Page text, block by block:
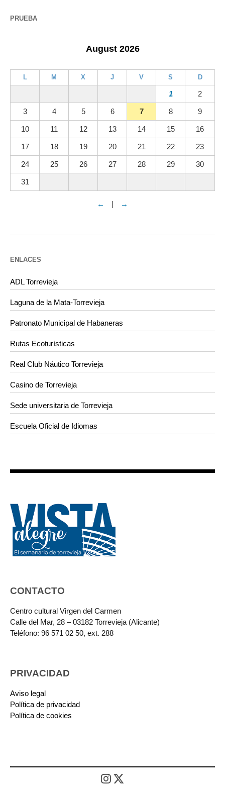
PRUEBA
August 2026
L M X J V S D
1 2
3 4 5 6 7 8 9
10 11 12 13 14 15 16
17 18 19 20 21 22 23
24 25 26 27 28 29 30
31
← | →
ENLACES
ADL Torrevieja
Laguna de la Mata-Torrevieja
Patronato Municipal de Habaneras
Rutas Ecoturísticas
Real Club Náutico Torrevieja
Casino de Torrevieja
Sede universitaria de Torrevieja
Escuela Oficial de Idiomas
CONTACTO
Centro cultural Virgen del Carmen
Calle del Mar, 28 – 03182 Torrevieja (Alicante)
Teléfono: 96 571 02 50, ext. 288
PRIVACIDAD
Aviso legal
Política de privacidad
Política de cookies